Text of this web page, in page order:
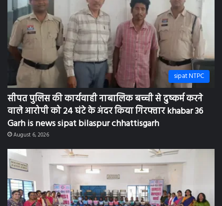
sipat NTPC
सीपत पुलिस की कार्यवाही नाबालिक बच्ची से दुष्कर्म करने
वाले आरोपी को 24 घंटे के अंदर किया गिरफ्तार khabar 36
Garh is news sipat bilaspur chhattisgarh
August 6, 2026